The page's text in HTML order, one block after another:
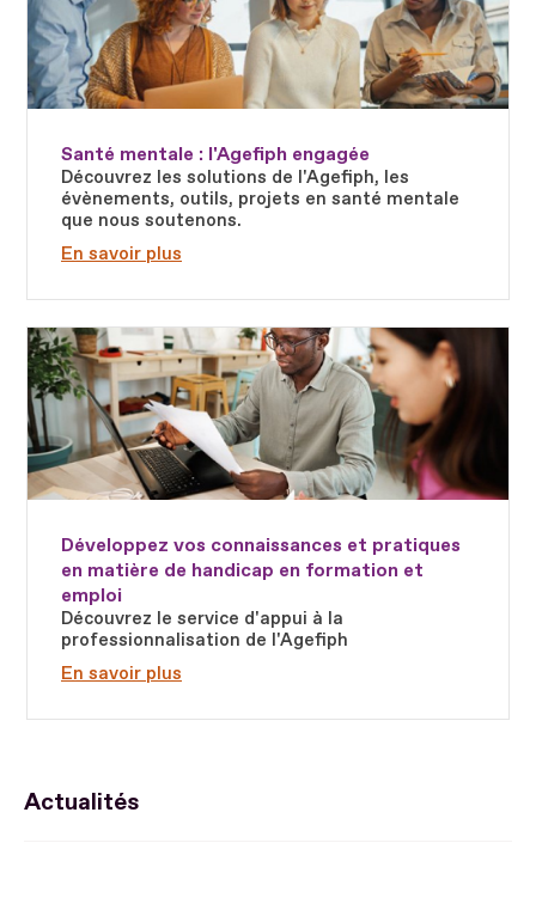
Santé mentale : l'Agefiph engagée
Découvrez les solutions de l'Agefiph, les
évènements, outils, projets en santé mentale
que nous soutenons.
En savoir plus
Développez vos connaissances et pratiques
en matière de handicap en formation et
emploi
Découvrez le service d'appui à la
professionnalisation de l'Agefiph
En savoir plus
Fichier
Actualités